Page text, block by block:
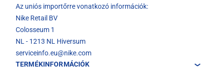
Az uniós importőrre vonatkozó információk:
Nike Retail BV
Colosseum 1
NL - 1213 NL Hiversum
serviceinfo.eu@nike.com
TERMÉKINFORMÁCIÓK